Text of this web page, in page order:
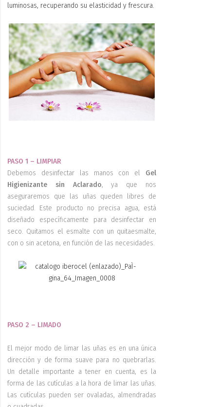
luminosas, recuperando su elasticidad y frescura.
PASO 1 – LIMPIAR
Debemos desinfectar las manos con el Gel
Higienizante sin Aclarado, ya que nos
aseguraremos que las uñas queden libres de
suciedad. Este producto no precisa agua, está
diseñado específicamente para desinfectar en
seco. Quitamos el esmalte con un quitaesmalte,
con o sin acetona, en función de las necesidades.
PASO 2 – LIMADO
El mejor modo de limar las uñas es en una única
dirección y de forma suave para no quebrarlas.
Un detalle importante a tener en cuenta, es la
forma de las cutículas a la hora de limar las uñas.
Las cutículas pueden ser ovaladas, almendradas